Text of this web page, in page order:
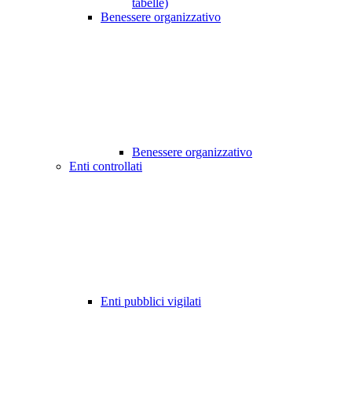
tabelle)
Benessere organizzativo
Benessere organizzativo
Enti controllati
Enti pubblici vigilati